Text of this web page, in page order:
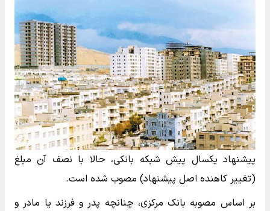
پیشنهاد یکسال پیش شبکه بانکی، حالا با نصف آن مبلغ
(تغییر کاهنده اصل پیشنهاد) مصوب شده است.
بر اساس مصوبه بانک مرکزی، چنانچه پدر و فرزند یا مادر و